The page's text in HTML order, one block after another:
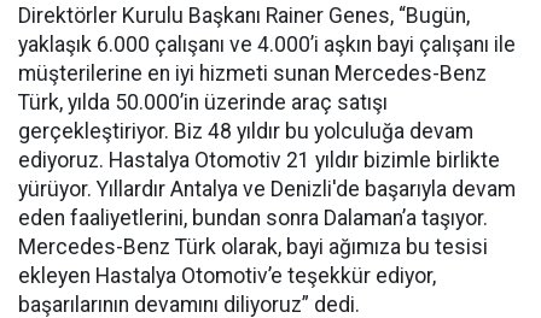
Direktörler Kurulu Başkanı Rainer Genes, “Bugün,
yaklaşık 6.000 çalışanı ve 4.000’i aşkın bayi çalışanı ile
müşterilerine en iyi hizmeti sunan Mercedes-Benz
Türk, yılda 50.000’in üzerinde araç satışı
gerçekleştiriyor. Biz 48 yıldır bu yolculuğa devam
ediyoruz. Hastalya Otomotiv 21 yıldır bizimle birlikte
yürüyor. Yıllardır Antalya ve Denizli'de başarıyla devam
eden faaliyetlerini, bundan sonra Dalaman’a taşıyor.
Mercedes-Benz Türk olarak, bayi ağımıza bu tesisi
ekleyen Hastalya Otomotiv’e teşekkür ediyor,
başarılarının devamını diliyoruz” dedi.